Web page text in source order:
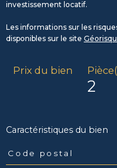
investissement locatif.
Les informations sur les
disponibles sur le site
Prix du bien
2
Caractéristiques du bien
Caractéristiques Valeurs
Code postal